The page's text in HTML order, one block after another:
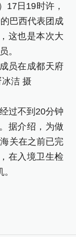
17日19时许，
巴西代表团成
这也是本次大
。
员在成都天府
洁 摄
过不到20分钟
据介绍，为做
关在之前已完
在入境卫生检